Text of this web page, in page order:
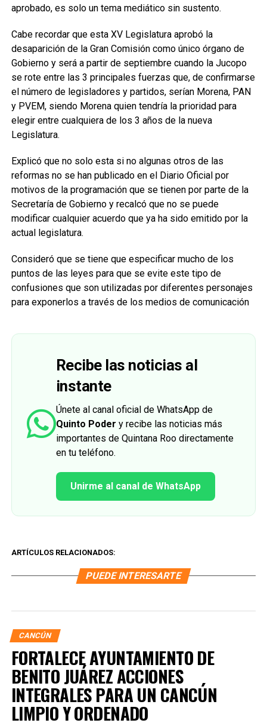
aprobado, es solo un tema mediático sin sustento.
Cabe recordar que esta XV Legislatura aprobó la
desaparición de la Gran Comisión como único órgano de
Gobierno y será a partir de septiembre cuando la Jucopo
se rote entre las 3 principales fuerzas que, de confirmarse
el número de legisladores y partidos, serían Morena, PAN
y PVEM, siendo Morena quien tendría la prioridad para
elegir entre cualquiera de los 3 años de la nueva
Legislatura.
Explicó que no solo esta si no algunas otros de las
reformas no se han publicado en el Diario Oficial por
motivos de la programación que se tienen por parte de la
Secretaría de Gobierno y recalcó que no se puede
modificar cualquier acuerdo que ya ha sido emitido por la
actual legislatura.
Consideró que se tiene que especificar mucho de los
puntos de las leyes para que se evite este tipo de
confusiones que son utilizadas por diferentes personajes
para exponerlos a través de los medios de comunicación
Recibe las noticias al
instante
Únete al canal oficial de WhatsApp de
Quinto Poder y recibe las noticias más
importantes de Quintana Roo directamente
en tu teléfono.
Unirme al canal de WhatsApp
ARTÍCULOS RELACIONADOS:
PUEDE INTERESARTE
CANCÚN
FORTALECE AYUNTAMIENTO DE
BENITO JUÁREZ ACCIONES
INTEGRALES PARA UN CANCÚN
LIMPIO Y ORDENADO